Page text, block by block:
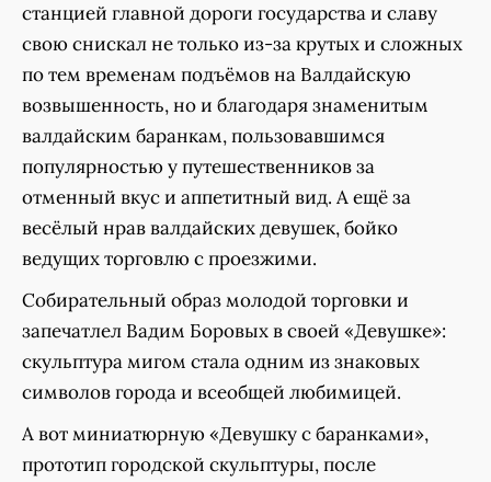
станцией главной дороги государства и славу
свою снискал не только из-за крутых и сложных
по тем временам подъёмов на Валдайскую
возвышенность, но и благодаря знаменитым
валдайским баранкам, пользовавшимся
популярностью у путешественников за
отменный вкус и аппетитный вид. А ещё за
весёлый нрав валдайских девушек, бойко
ведущих торговлю с проезжими.
Собирательный образ молодой торговки и
запечатлел Вадим Боровых в своей «Девушке»:
скульптура мигом стала одним из знаковых
символов города и всеобщей любимицей.
А вот миниатюрную «Девушку с баранками»,
прототип городской скульптуры, после